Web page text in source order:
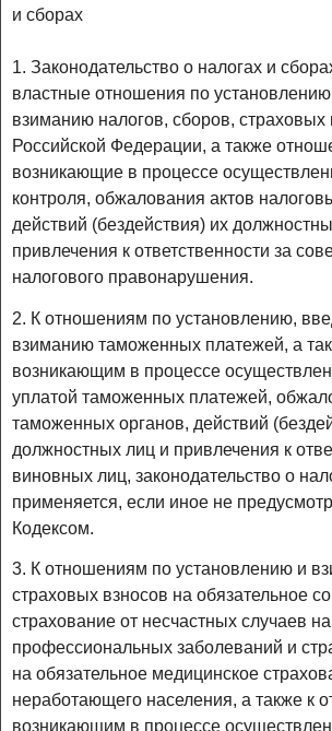
и сборах
1. Законодательство о налогах и
властные отношения по
взиманию налогов, сборов, страховых
Российской Федерации, а также
возникающие в процессе
контроля, обжалования актов
действий (бездействия) их
привлечения к ответственности за
налогового правонарушения.
2. К отношениям по установлению,
взиманию таможенных платежей, а
возникающим в процессе
уплатой таможенных платежей,
таможенных органов, действий
должностных лиц и привлечения к
виновных лиц, законодательство о
применяется, если иное не
Кодексом.
3. К отношениям по установлению и
страховых взносов на обязательное
страхование от несчастных случаев
профессиональных заболеваний и
на обязательное медицинское
неработающего населения, а также к
возникающим в процессе